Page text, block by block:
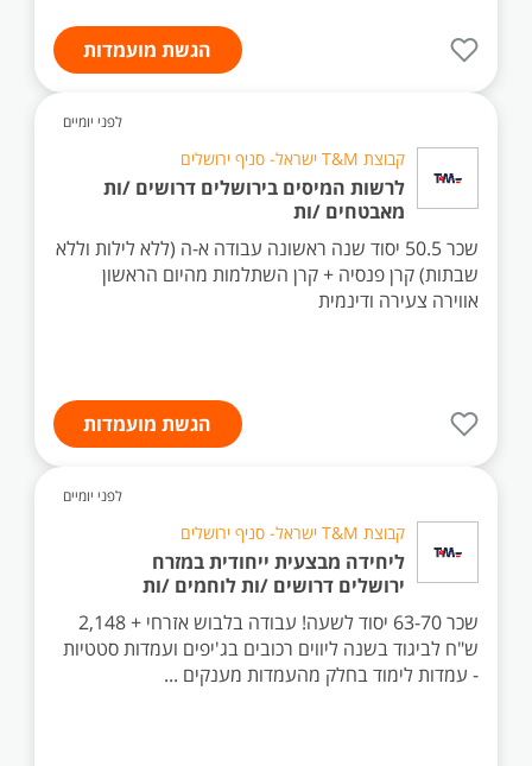
הגשת מועמדות
לפני יומיים
קבוצת T&M ישראל- סניף ירושלים
לרשות המיסים בירושלים דרושים /ות
מאבטחים /ות
שכר 50.5 יסוד שנה ראשונה עבודה א-ה (ללא לילות וללא
שבתות) קרן פנסיה + קרן השתלמות מהיום הראשון
אווירה צעירה ודינמית
הגשת מועמדות
לפני יומיים
קבוצת T&M ישראל- סניף ירושלים
ליחידה מבצעית ייחודית במזרח
ירושלים דרושים /ות לוחמים /ות
שכר 63-70 יסוד לשעה! עבודה בלבוש אזרחי + 2,148
ש"ח לביגוד בשנה ליווים רכובים בג'יפים ועמדות סטטיות
- עמדות לימוד בחלק מהעמדות מענקים ...